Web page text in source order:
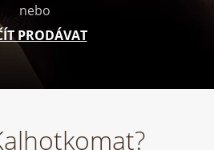
nebo
PRODÁVAT